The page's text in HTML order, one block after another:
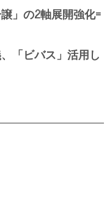
」の2軸展開強化=
「ビバス」活用し